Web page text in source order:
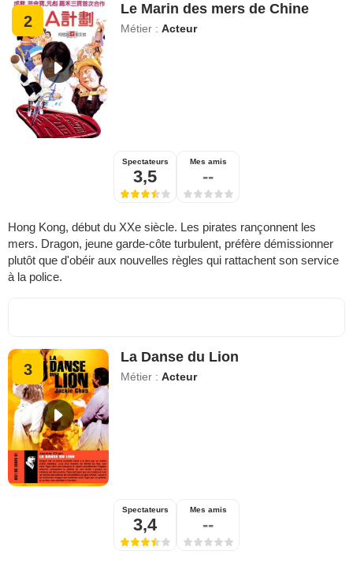
2
Le Marin des mers de Chine
Métier :Acteur
Spectateurs
3,5
Mes amis
--
Hong Kong, début du XXe siècle. Les pirates rançonnent les
mers. Dragon, jeune garde-côte turbulent, préfère démissionner
plutôt que d'obéir aux nouvelles règles qui rattachent son service
à la police.
3
La Danse du Lion
Métier :Acteur
Spectateurs
3,4
Mes amis
--